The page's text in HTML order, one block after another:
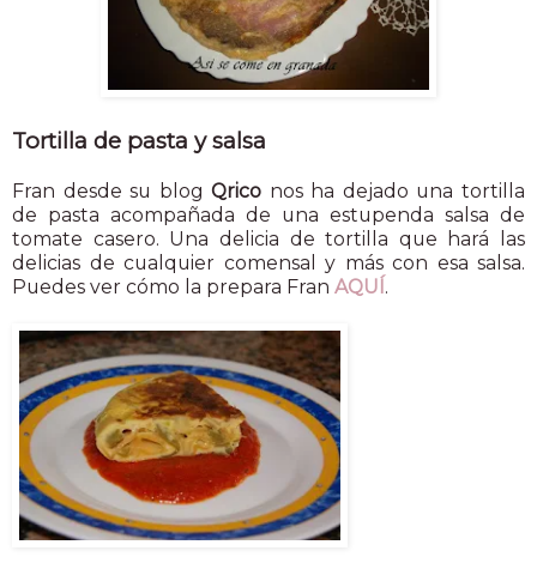
Tortilla de pasta y salsa
Fran desde su blogQrico nos ha dejado una tortilla
de pasta acompañada de una estupenda salsa de
tomate casero. Una delicia de tortilla que hará las
delicias de cualquier comensal y más con esa salsa.
Puedes ver cómo la prepara Fran AQUÍ.